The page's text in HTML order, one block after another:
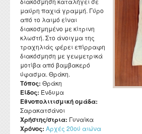
μαύρη παχιά γραμμή. Γύρο
από το λαιμό είναι
διακοσμημένο με κίτρινη
κλωστή. Στο άνοιγμα της
τραχηλιάς φέρει επίρραφη
διακόσμηση με γεωμετρικά
μοτίβα από βαμβακερό
ύφασμα. Θράκη.
Τόπος: Θράκη
Είδος: Ένδυμα
Εθνοπολιτισμική ομάδα:
Σαρακατσάνοι
Χρήστης/στρια: Γυναίκα
Χρόνος: Αρχές 20ού αιώνα